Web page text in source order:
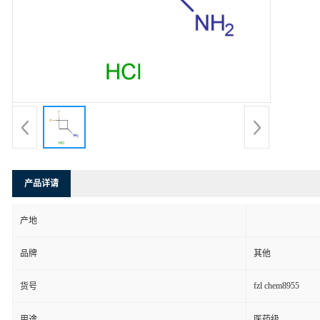
产品详请
产地
品牌 其他
货号 fzl chem8955